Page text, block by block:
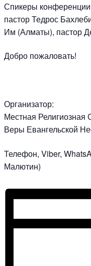
Спикеры
пастор Тедрос
Им (Алматы), пастор
Добро пожаловать!
Организатор:
Местная Религиозная
Веры Евангельской
Телефон, Viber,
Малютин)